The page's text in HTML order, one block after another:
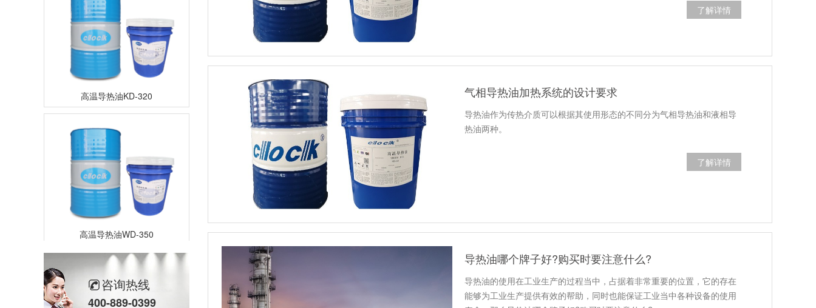
了解详情
气相导热油加热系统的设计要求
导热油作为传热介质可以根据其使用形态的不同分为气相导热油和液相导
热油两种。
了解详情
导热油哪个牌子好?购买时要注意什么?
导热油的使用在工业生产的过程当中，占据着非常重要的位置，它的存在
能够为工业生产提供有效的帮助，同时也能保证工业当中各种设备的使用
咨询热线
400-889-0399